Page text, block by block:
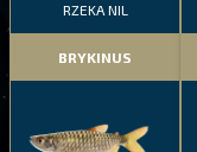
RZEKA NIL
BRYKINUS